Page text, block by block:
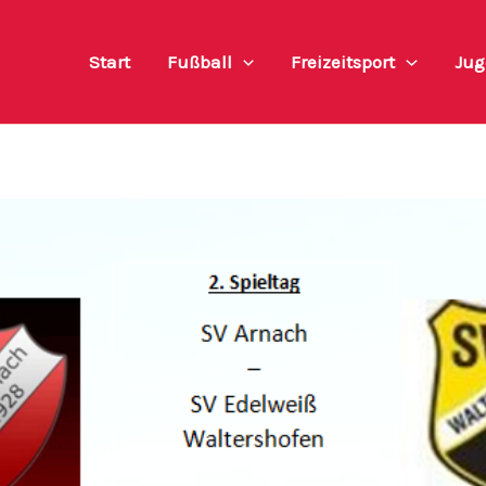
Start Fußball Freizeitsport